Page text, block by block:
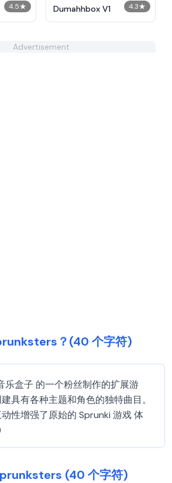
4.5★ 4.3★
Dumahhbox V1
Advertisement
？(40 个字符)
盒子 的一个粉丝制作的扩展游
具有各种主题和角色的独特曲目。
性增强了原始的 Sprunki 游戏 体
(40 个字符)